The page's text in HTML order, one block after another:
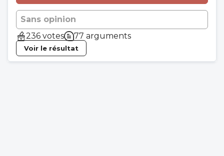
Sans opinion
236 votes
77 arguments
Voir le résultat